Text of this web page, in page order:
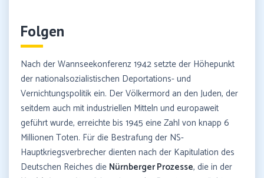
Folgen
Nach der Wannseekonferenz 1942 setzte der Höhepunkt
der nationalsozialistischen Deportations- und
Vernichtungspolitik ein. Der Völkermord an den Juden, der
seitdem auch mit industriellen Mitteln und europaweit
geführt wurde, erreichte bis 1945 eine Zahl von knapp 6
Millionen Toten. Für die Bestrafung der NS-
Hauptkriegsverbrecher dienten nach der Kapitulation des
Deutschen Reiches die Nürnberger Prozesse, die in der